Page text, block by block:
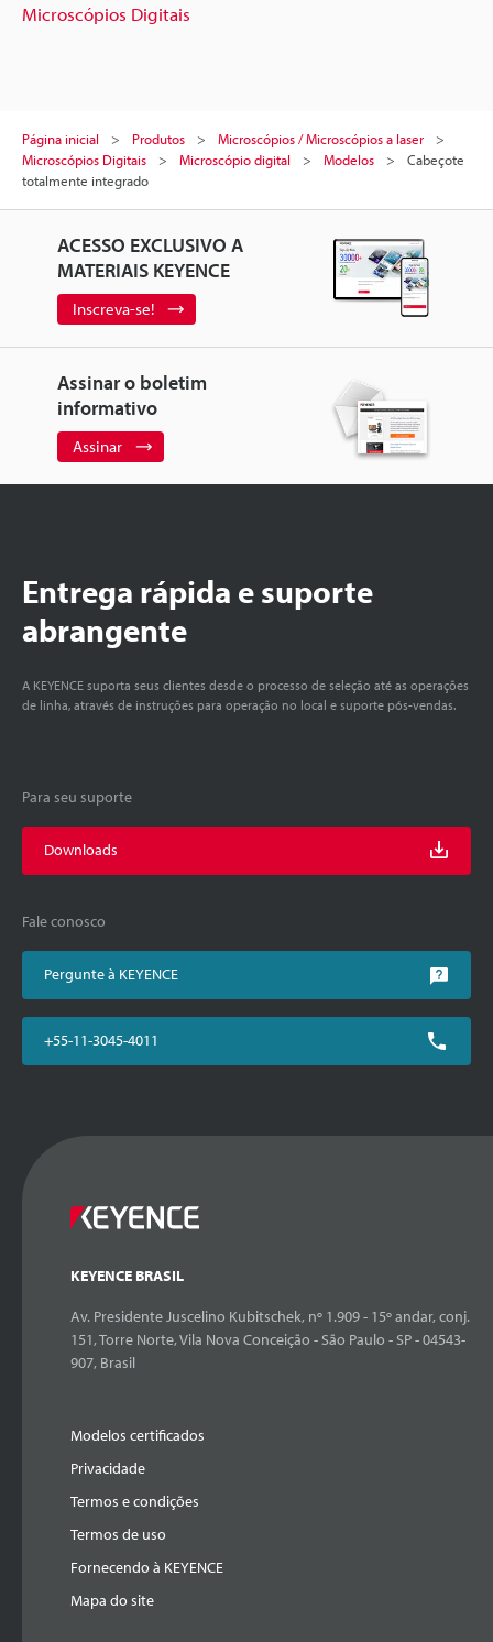
Microscópios Digitais
Página inicial Produtos
Microscópios / Microscópios a laser
Microscópios Digitais
Microscópio digital Modelos
Cabeçote
totalmente integrado
ACESSO EXCLUSIVO A
MATERIAIS KEYENCE
Inscreva-se!
Assinar o boletim
informativo
Assinar
Entrega rápida e suporte
abrangente
A KEYENCE suporta seus clientes desde o processo de seleção até as operações
de linha, através de instruções para operação no local e suporte pós-vendas.
Para seu suporte
Downloads
Fale conosco
Pergunte à KEYENCE
+55-11-3045-4011
KEYENCE BRASIL
Av. Presidente Juscelino Kubitschek, nº 1.909 - 15º andar, conj.
151, Torre Norte, Vila Nova Conceição - São Paulo - SP - 04543-
907, Brasil
Modelos certificados
Privacidade
Termos e condições
Termos de uso
Fornecendo à KEYENCE
Mapa do site